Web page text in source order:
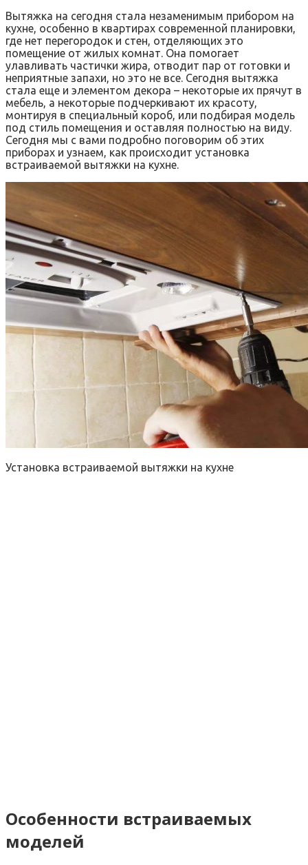
Вытяжка на сегодня стала незаменимым прибором на
кухне, особенно в квартирах современной планировки,
где нет перегородок и стен, отделяющих это
помещение от жилых комнат. Она помогает
улавливать частички жира, отводит пар от готовки и
неприятные запахи, но это не все. Сегодня вытяжка
стала еще и элементом декора – некоторые их прячут в
мебель, а некоторые подчеркивают их красоту,
монтируя в специальный короб, или подбирая модель
под стиль помещения и оставляя полностью на виду.
Сегодня мы с вами подробно поговорим об этих
приборах и узнаем, как происходит установка
встраиваемой вытяжки на кухне.
Установка встраиваемой вытяжки на кухне
Особенности встраиваемых
моделей